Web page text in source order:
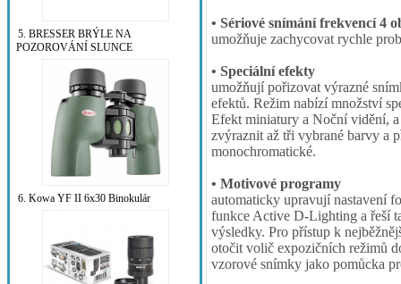
5. BRESSER BRÝLE NA
POZOROVÁNÍ SLUNCE
6. Kowa YF II 6x30 Binokulár
• Sériové snímání frekvencí 4
umožňuje zachycovat rychle
• Speciální efekty
umožňují pořizovat výrazné
efektů. Režim nabízí množství
Efekt miniatury a Noční vidění,
zvýraznit až tři vybrané barvy a
monochromatické.
• Motivové programy
automaticky upravují nastavení
funkce Active D-Lighting a řeší
výsledky. Pro přístup k
otočit volič expozičních režimů
vzorové snímky jako pomůcka